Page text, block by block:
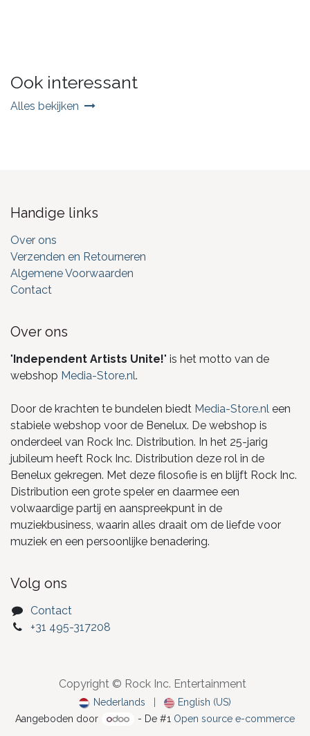
Ook interessant
Alles bekijken
Handige links
Over ons
Verzenden en Retourneren
Algemene Voorwaarden
Contact
Over ons
"Independent Artists Unite!" is het motto van de
webshop Media-Store.nl.
Door de krachten te bundelen biedt Media-Store.nl een
stabiele webshop voor de Benelux. De webshop is
onderdeel van Rock Inc. Distribution. In het 25-jarig
jubileum heeft Rock Inc. Distribution deze rol in de
Benelux gekregen. Met deze filosofie is en blijft Rock Inc.
Distribution een grote speler en daarmee een
volwaardige partij en aanspreekpunt in de
muziekbusiness, waarin alles draait om de liefde voor
muziek en een persoonlijke benadering.
Volg ons
Contact
+31 495-317208
Copyright © Rock Inc. Entertainment
Nederlands
English (US)
Aangeboden door
- De #1 Open source e-commerce